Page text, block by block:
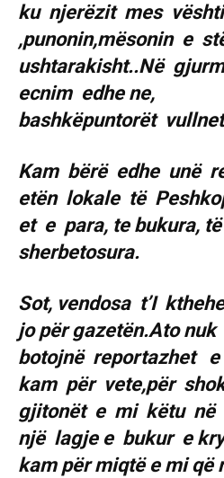
ku njerëzit mes
,punonin,mësonin e
ushtarakisht..Në
ecnim edhe ne,
bashkëpuntorët
Kam bërë edhe unë
etën lokale të
et e para, te bukura,
sherbetosura.
Sot, vendosa t’I
jo për gazetën.Ato nuk
botojnë reportazhet e
kam për vete,për
gjitonët e mi këtu në
një lagje e bukur e
kam për miqtë e mi që